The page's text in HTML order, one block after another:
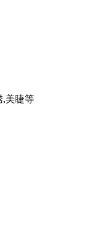
,美睫等